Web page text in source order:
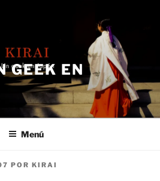
GEEK EN
Menú
POR KIRAI